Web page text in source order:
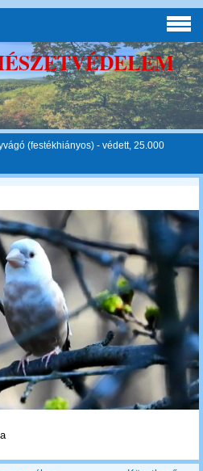
(festékhiányos) - védett, 25.000